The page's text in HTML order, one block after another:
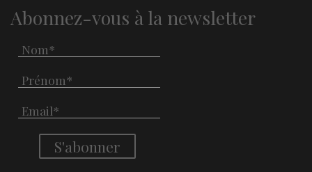
Abonnez-vous à la newsletter